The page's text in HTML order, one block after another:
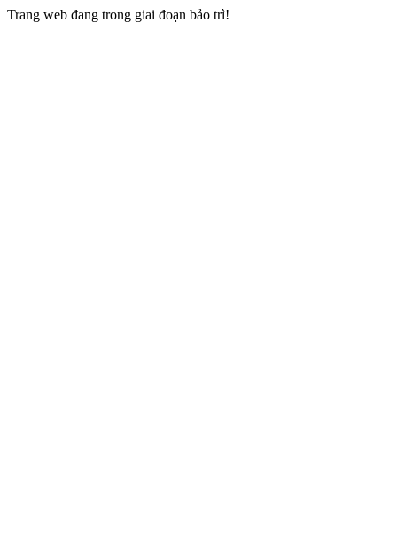
Trang web đang trong giai đoạn bảo trì!